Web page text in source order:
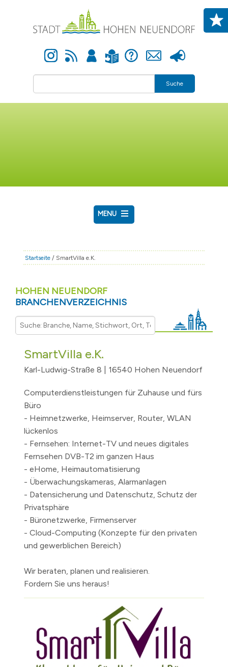
Instagram Newsfeed Anmelden Leichte Sprache Hilfe Kontakt Presse
Suche
MENU
RATHAUS & POLITIK
FAMILIE & BILDUNG
TOURISMUS
BAUEN & WIRTSCHAFT
Startseite / SmartVilla e.K.
HOHEN NEUENDORF
BRANCHENVERZEICHNIS
SmartVilla e.K.
Karl-Ludwig-Straße 8 | 16540 Hohen Neuendorf
Computerdienstleistungen für Zuhause und fürs
Büro
- Heimnetzwerke, Heimserver, Router, WLAN
lückenlos
- Fernsehen: Internet-TV und neues digitales
Fernsehen DVB-T2 im ganzen Haus
- eHome, Heimautomatisierung
- Überwachungskameras, Alarmanlagen
- Datensicherung und Datenschutz, Schutz der
Privatsphäre
- Büronetzwerke, Firmenserver
- Cloud-Computing (Konzepte für den privaten
und gewerblichen Bereich)
Wir beraten, planen und realisieren.
Fordern Sie uns heraus!